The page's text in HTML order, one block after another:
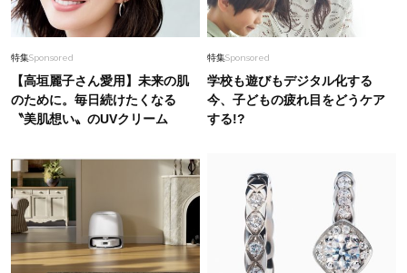
特集Sponsored
【高垣麗子さん愛用】未来の肌
のために。毎日続けたくなる
〝美肌想い〟のUVクリーム
特集Sponsored
学校も遊びもデジタル化する
今、子どもの疲れ目をどうケア
する!?